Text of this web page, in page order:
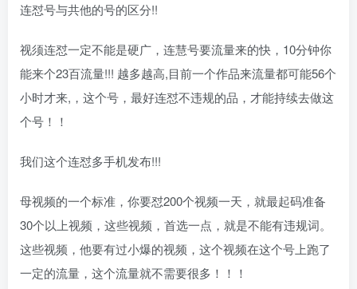
连怼号与共他的号的区分!!
视须连怼一定不能是硬广，连慧号要流量来的快，10分钟你
能来个23百流量!!! 越多越高,目前一个作品来流量都可能56个
小时才来,，这个号，最好连怼不违规的品，才能持续去做这
个号！！
我们这个连怼多手机发布!!!
母视频的一个标准，你要怼200个视频一天，就最起码准备
30个以上视频，这些视频，首选一点，就是不能有违规词。
这些视频，他要有过小爆的视频，这个视频在这个号上跑了
一定的流量，这个流量就不需要很多！！！